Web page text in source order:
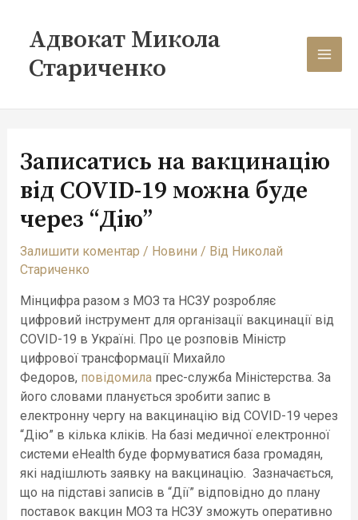
вмістуАдвокат Микола
Стариченко
Записатись на вакцинацію
від COVID-19 можна буде
через “Дію”
Залишити коментар / Новини / Від Николай
Стариченко
Мінцифра разом з МОЗ та НСЗУ розробляє
цифровий інструмент для організації вакцинації від
COVID-19 в Україні. Про це розповів Міністр
цифрової трансформації Михайло
Федоров, повідомилапрес-служба Міністерства. За
його словами планується зробити запис в
електронну чергу на вакцинацію від COVID-19 через
“Дію” в кілька кліків. На базі медичної електронної
системи eHealth буде формуватися база громадян,
які надішлють заявку на вакцинацію. Зазначається,
що на підставі записів в “Дії” відповідно до плану
поставок вакцин МОЗ та НСЗУ зможуть оперативно
запису